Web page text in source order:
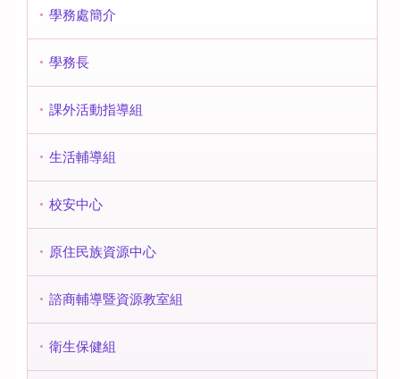
學務處簡介
學務長
課外活動指導組
生活輔導組
校安中心
原住民族資源中心
諮商輔導暨資源教室組
衛生保健組